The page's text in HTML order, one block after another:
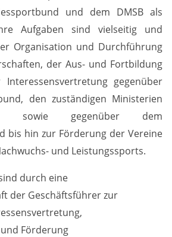
und dem DMSB als
Aufgaben sind vielseitig und
Organisation und Durchführung
der Aus- und Fortbildung
gegenüber
den zuständigen Ministerien
sowie gegenüber dem
bis hin zur Förderung der Vereine
und Leistungssports.
durch eine
der Geschäftsführer zur
Förderung